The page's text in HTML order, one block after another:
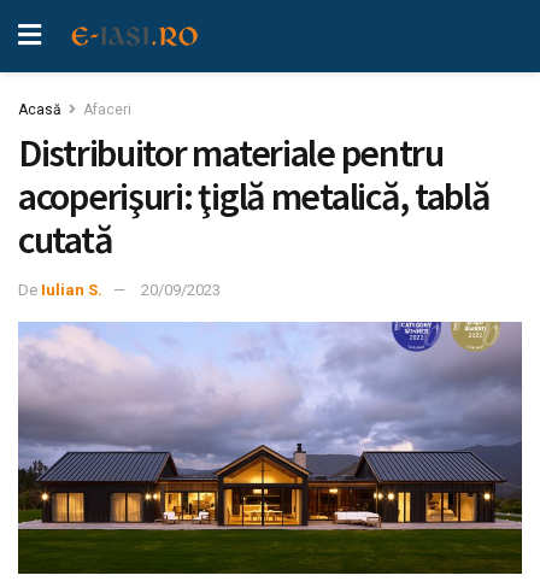
Acasă Afaceri
Distribuitor materiale pentru
acoperişuri: ţiglă metalică, tablă
cutată
De Iulian S. 20/09/2023